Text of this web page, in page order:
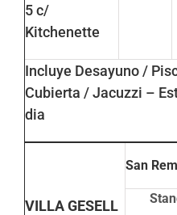
5 c/
Kitchenette
Incluye Desayuno /
Cubierta / Jacuzzi –
dia
VILLA GESELL
San